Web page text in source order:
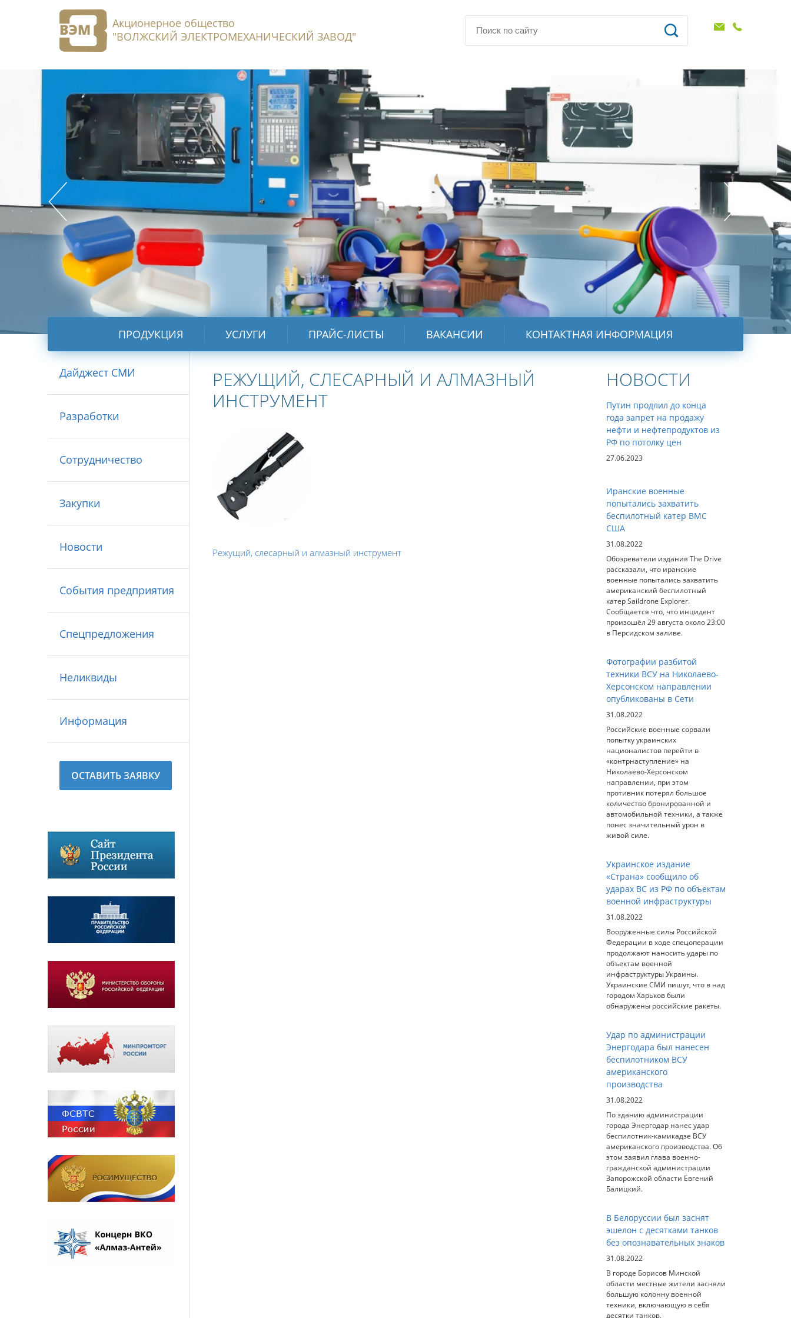
Акционерное общество
"ВОЛЖСКИЙ ЭЛЕКТРОМЕХАНИЧЕСКИЙ ЗАВОД"
ПРОДУКЦИЯ УСЛУГИ ПРАЙС-ЛИСТЫ ВАКАНСИИ КОНТАКТНАЯ ИНФОРМАЦИЯ
Дайджест СМИ
Разработки
Сотрудничество
Закупки
Новости
События предприятия
Спецпредложения
Неликвиды
Информация
ОСТАВИТЬ ЗАЯВКУ
РЕЖУЩИЙ, СЛЕСАРНЫЙ И АЛМАЗНЫЙ
ИНСТРУМЕНТ
Режущий, слесарный и алмазный инструмент
НОВОСТИ
Путин продлил до конца
года запрет на продажу
нефти и нефтепродуктов из
РФ по потолку цен
27.06.2023
Иранские военные
попытались захватить
беспилотный катер ВМС
США
31.08.2022
Обозреватели издания The Drive
рассказали, что иранские
военные попытались захватить
американский беспилотный
катер Saildrone Explorer.
Сообщается что, что инцидент
произошёл 29 августа около 23:00
в Персидском заливе.
Фотографии разбитой
техники ВСУ на Николаево-
Херсонском направлении
опубликованы в Сети
31.08.2022
Российские военные сорвали
попытку украинских
националистов перейти в
«контрнаступление» на
Николаево-Херсонском
направлении, при этом
противник потерял большое
количество бронированной и
автомобильной техники, а также
понес значительный урон в
живой силе.
Украинское издание
«Страна» сообщило об
ударах ВС из РФ по объектам
военной инфраструктуры
31.08.2022
Вооруженные силы Российской
Федерации в ходе спецоперации
продолжают наносить удары по
объектам военной
инфраструктуры Украины.
Украинские СМИ пишут, что в над
городом Харьков были
обнаружены российские ракеты.
Удар по администрации
Энергодара был нанесен
беспилотником ВСУ
американского
производства
31.08.2022
По зданию администрации
города Энергодар нанес удар
беспилотник-камикадзе ВСУ
американского производства. Об
этом заявил глава военно-
гражданской администрации
Запорожской области Евгений
Балицкий.
В Белоруссии был заснят
эшелон с десятками танков
без опознавательных знаков
31.08.2022
В городе Борисов Минской
области местные жители засняли
большую колонну военной
техники, включающую в себя
десятки танков,